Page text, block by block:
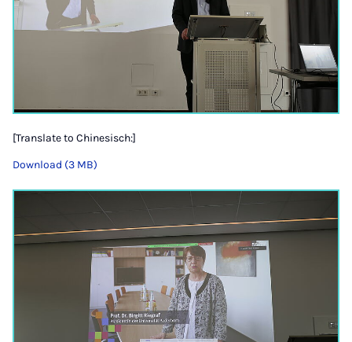
[Translate to Chinesisch:]
Download (3 MB)